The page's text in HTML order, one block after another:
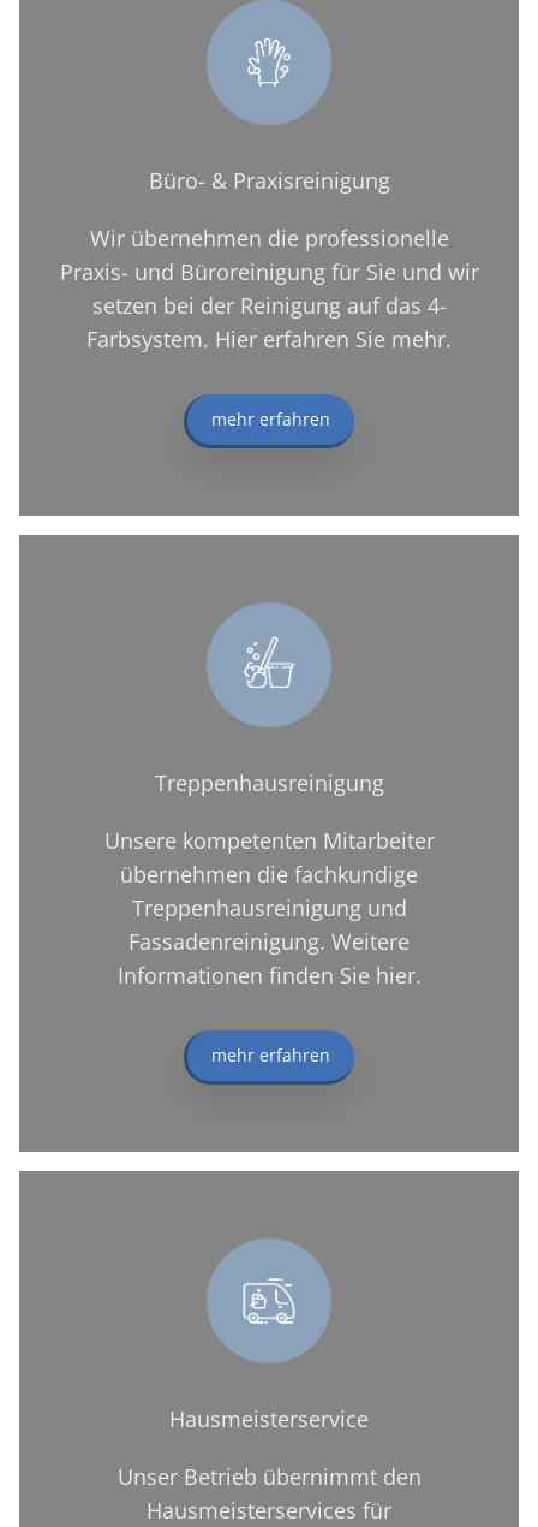
Büro- & Praxisreinigung
Wir übernehmen die professionelle
Praxis- und Büroreinigung für Sie und wir
setzen bei der Reinigung auf das 4-
Farbsystem. Hier erfahren Sie mehr.
mehr erfahren
Treppenhausreinigung
Unsere kompetenten Mitarbeiter
übernehmen die fachkundige
Treppenhausreinigung und
Fassadenreinigung. Weitere
Informationen finden Sie hier.
mehr erfahren
Hausmeisterservice
Unser Betrieb übernimmt den
Hausmeisterservices für